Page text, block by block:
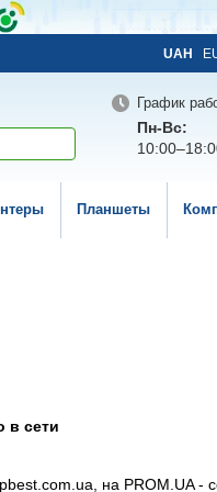
UAH
График
Пн-Вс:
Планшеты
в сети
на PROM.UA -